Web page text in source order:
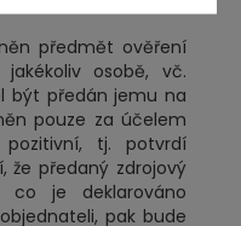
předmět ověření
osobě, vč.
být předán jemu na
pouze za účelem
pozitivní, tj. potvrdí
že předaný zdrojový
co je deklarováno
pak bude